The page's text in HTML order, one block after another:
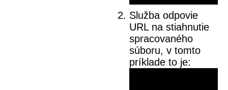
Služba odpovie
URL na stiahnutie
spracovaného
súboru, v tomto
príklade to je: